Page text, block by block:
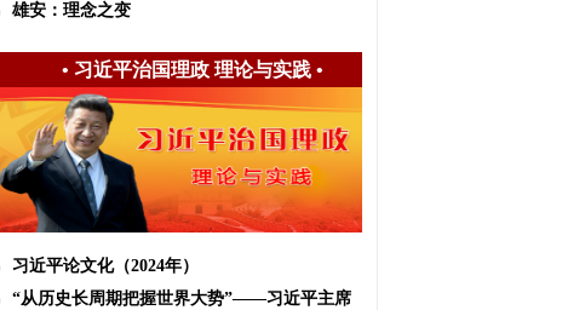
雄安：理念之变
• 习近平治国理政 理论与实践•
习近平论文化（2024年）
“从历史长周期把握世界大势”——习近平主席